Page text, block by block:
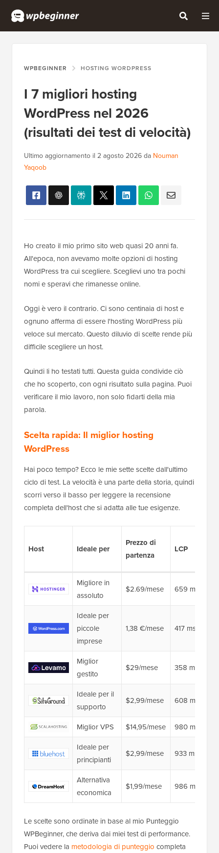
WPBEGINNER HOSTING WORDPRESS
I 7 migliori hosting
WordPress nel 2026
(risultati dei test di velocità)
Ultimo aggiornamento il 2 agosto 2026 da Nouman
Yaqoob
Ho creato il mio primo sito web quasi 20 anni fa.
All'epoca, non avevamo molte opzioni di hosting
WordPress tra cui scegliere. Sceglievi uno tra pochi
nomi e speravi che rimanesse online.
Oggi è vero il contrario. Ci sono centinaia di host e
ognuno afferma di essere l'hosting WordPress più
veloce sul mercato. Questo diluvio di scelte rende più
difficile scegliere un host.
Quindi li ho testati tutti. Questa guida condivide ciò
che ho scoperto, con ogni risultato sulla pagina. Puoi
verificare il mio lavoro, non solo fidarti della mia
parola.
Scelta rapida: Il miglior hosting
WordPress
Hai poco tempo? Ecco le mie sette scelte dall'ultimo
ciclo di test. La velocità è una parte della storia, quindi
scorri verso il basso per leggere la recensione
completa dell'host che si adatta alle tue esigenze.
Host Ideale per
Prezzo di
partenza
LCP
Migliore in
assoluto
$2.69/mese 659 ms
Ideale per
piccole
imprese
1,38 €/mese 417 ms
Miglior
gestito
$29/mese 358 ms 👑
Ideale per il
supporto
$2,99/mese 608 ms
Miglior VPS $14,95/mese
980 ms
Ideale per
principianti
$2,99/mese 933 ms
Alternativa
economica
$1,99/mese 986 ms
Le scelte sono ordinate in base al mio Punteggio
WPBeginner, che deriva dai miei test di performance.
Puoi vedere la metodologia di punteggio completa